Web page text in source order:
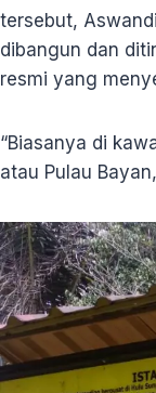
tersebut,
dibangun dan
resmi yang
“Biasanya di
atau Pulau